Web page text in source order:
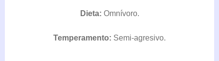
Dieta: Omnívoro.
Temperamento: Semi-agresivo.